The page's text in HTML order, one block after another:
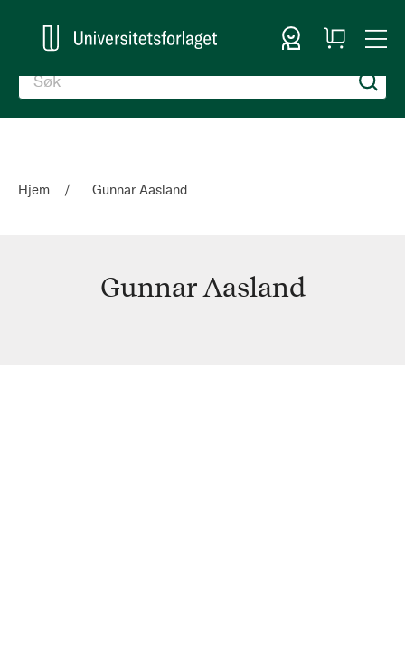
Logg inn
Handlekurv
Hjem Gunnar Aasland
Gunnar Aasland